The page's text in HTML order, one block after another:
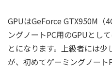
GPUはGeForce GTX950M（
ングノートPC用のGPUとし
とになります。上級者には
が、初めてゲーミングノー